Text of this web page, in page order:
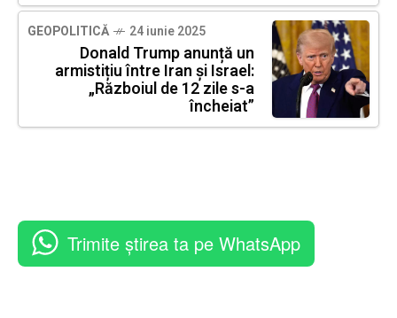
GEOPOLITICĂ 24 iunie 2025
Donald Trump anunță un
armistițiu între Iran și Israel:
„Războiul de 12 zile s-a
încheiat”
Trimite știrea ta pe WhatsApp